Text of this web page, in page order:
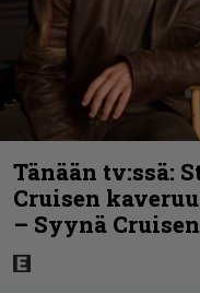
Tänään tv:ssä:
Cruisen
– Syynä